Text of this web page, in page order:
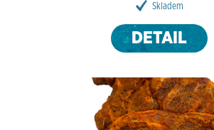
Skladem
DETAIL